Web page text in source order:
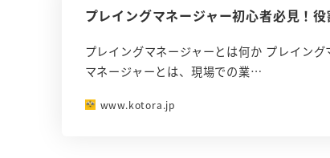
プレイングマネージャー初心者必見！
プレイングマネージャーとは何か プレイン
マネージャーとは、現場での業…
www.kotora.jp